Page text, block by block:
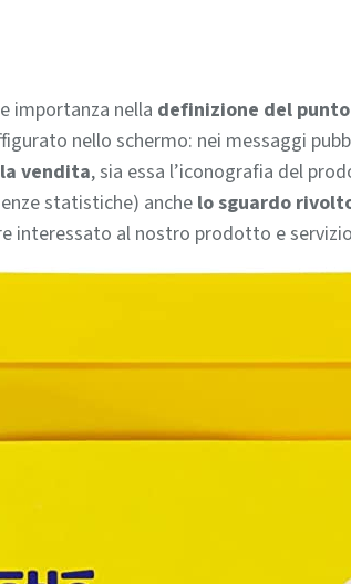
importanza nella definizione del
nello schermo: nei messaggi
vendita, sia essa l’iconografia del
statistiche) anche lo sguardo
interessato al nostro prodotto e